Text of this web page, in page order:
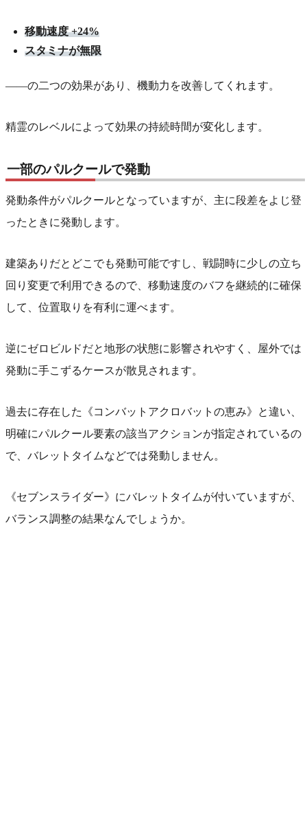
移動速度 +24%
スタミナが無限
――の二つの効果があり、機動力を改善してくれます。
精霊のレベルによって効果の持続時間が変化します。
一部のパルクールで発動
発動条件がパルクールとなっていますが、主に段差をよじ登
ったときに発動します。
建築ありだとどこでも発動可能ですし、戦闘時に少しの立ち
回り変更で利用できるので、移動速度のバフを継続的に確保
して、位置取りを有利に運べます。
逆にゼロビルドだと地形の状態に影響されやすく、屋外では
発動に手こずるケースが散見されます。
過去に存在した《コンバットアクロバットの恵み》と違い、
明確にパルクール要素の該当アクションが指定されているの
で、バレットタイムなどでは発動しません。
《セブンスライダー》にバレットタイムが付いていますが、
バランス調整の結果なんでしょうか。